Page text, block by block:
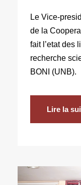
Le Vice-
de la
fait l’etat des
recherche
BONI (UNB).
Lire la